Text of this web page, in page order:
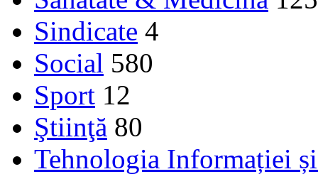
Sindicate 4
Social 580
Sport 12
Ştiinţă 80
Tehnologia Informației